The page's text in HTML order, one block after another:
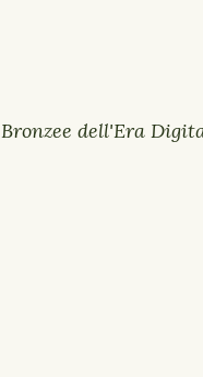
dell'Era